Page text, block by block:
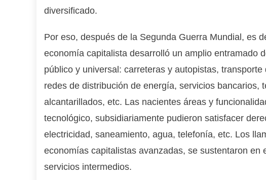
diversificado.
Por eso, después de la Segunda Guerra Mundial, es
economía capitalista desarrolló un amplio entramado
público y universal: carreteras y autopistas,
redes de distribución de energía, servicios bancarios,
alcantarillados, etc. Las nacientes áreas y
tecnológico, subsidiariamente pudieron satisfacer
electricidad, saneamiento, agua, telefonía, etc. Los
economías capitalistas avanzadas, se sustentaron
servicios intermedios.